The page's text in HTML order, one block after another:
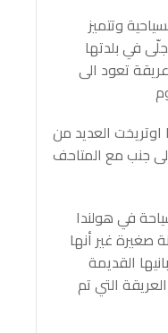
وتتميز
في بلدتها
تعود الى
العديد من
الى جنب مع المتاحف
في هولندا
صغيرة غير أنها
القديمة
التي تم